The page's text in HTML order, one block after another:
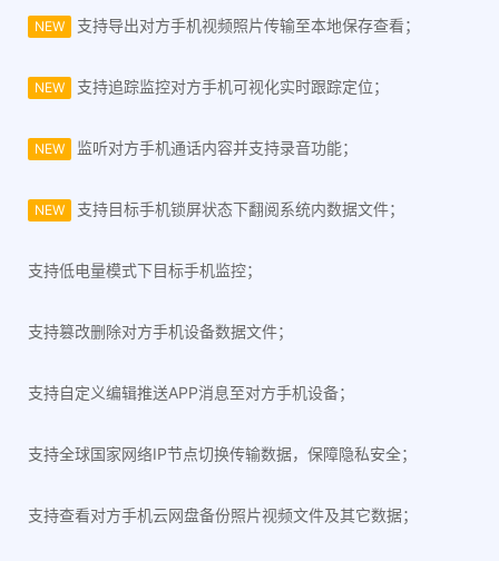
NEW 支持导出对方手机视频照片传输至本地保存查看；
NEW 支持追踪监控对方手机可视化实时跟踪定位；
NEW 监听对方手机通话内容并支持录音功能；
NEW 支持目标手机锁屏状态下翻阅系统内数据文件；
支持低电量模式下目标手机监控；
支持篡改删除对方手机设备数据文件；
支持自定义编辑推送APP消息至对方手机设备；
支持全球国家网络IP节点切换传输数据，保障隐私安全；
支持查看对方手机云网盘备份照片视频文件及其它数据；